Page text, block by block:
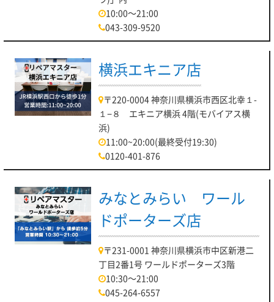
10:00～21:00
043-309-9520
横浜エキニア店
〒220-0004 神奈川県横浜市西区北幸１-
１−８ エキニア横浜 4階(モバイアス横
浜)
11:00~20:00(最終受付19:30)
0120-401-876
みなとみらい ワール
ドポーターズ店
〒231-0001 神奈川県横浜市中区新港二
丁目2番1号 ワールドポーターズ3階
10:30～21:00
045-264-6557